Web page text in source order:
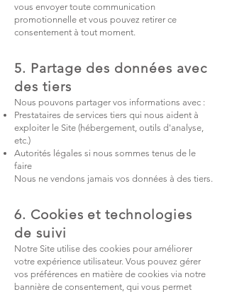
vous envoyer toute communication
promotionnelle et vous pouvez retirer ce
consentement à tout moment.
5. Partage des données avec
des tiers
Nous pouvons partager vos informations avec :
Prestataires de services tiers qui nous aident à
exploiter le Site (hébergement, outils d'analyse,
etc.)
Autorités légales si nous sommes tenus de le
faire
Nous ne vendons jamais vos données à des tiers.
6. Cookies et technologies
de suivi
Notre Site utilise des cookies pour améliorer
votre expérience utilisateur. Vous pouvez gérer
vos préférences en matière de cookies via notre
bannière de consentement, qui vous permet